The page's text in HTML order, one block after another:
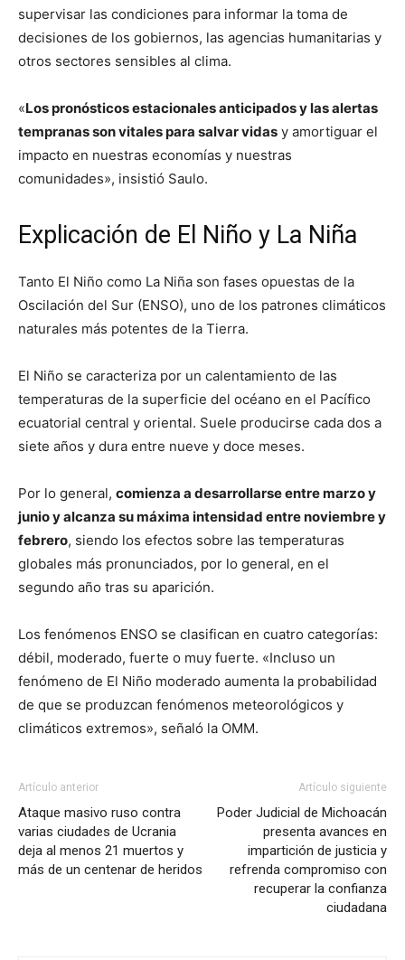
supervisar las condiciones para informar la toma de
decisiones de los gobiernos, las agencias humanitarias y
otros sectores sensibles al clima.
«Los pronósticos estacionales anticipados y las alertas
tempranas son vitales para salvar vidas y amortiguar el
impacto en nuestras economías y nuestras
comunidades», insistió Saulo.
Explicación de El Niño y La Niña
Tanto El Niño como La Niña son fases opuestas de la
Oscilación del Sur (ENSO), uno de los patrones climáticos
naturales más potentes de la Tierra.
El Niño se caracteriza por un calentamiento de las
temperaturas de la superficie del océano en el Pacífico
ecuatorial central y oriental. Suele producirse cada dos a
siete años y dura entre nueve y doce meses.
Por lo general, comienza a desarrollarse entre marzo y
junio y alcanza su máxima intensidad entre noviembre y
febrero, siendo los efectos sobre las temperaturas
globales más pronunciados, por lo general, en el
segundo año tras su aparición.
Los fenómenos ENSO se clasifican en cuatro categorías:
débil, moderado, fuerte o muy fuerte. «Incluso un
fenómeno de El Niño moderado aumenta la probabilidad
de que se produzcan fenómenos meteorológicos y
climáticos extremos», señaló la OMM.
Artículo anterior
Ataque masivo ruso contra
varias ciudades de Ucrania
deja al menos 21 muertos y
más de un centenar de heridos
Artículo siguiente
Poder Judicial de Michoacán
presenta avances en
impartición de justicia y
refrenda compromiso con
recuperar la confianza
ciudadana